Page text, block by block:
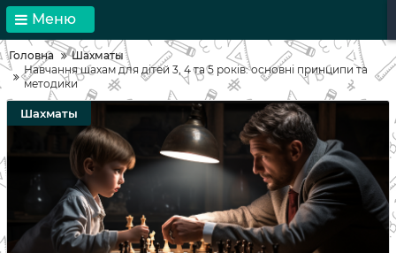
Меню
Головна
Шахматы
Навчання шахам для дітей 3, 4 та 5 років: основні принципи та
методики
Шахматы